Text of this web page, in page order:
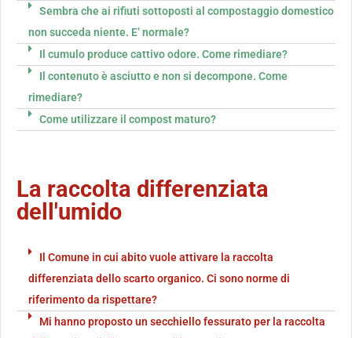
Sembra che ai rifiuti sottoposti al compostaggio domestico
non succeda niente. E’ normale?
Il cumulo produce cattivo odore. Come rimediare?
Il contenuto è asciutto e non si decompone. Come
rimediare?
Come utilizzare il compost maturo?
La raccolta differenziata
dell'umido
Il Comune in cui abito vuole attivare la raccolta
differenziata dello scarto organico. Ci sono norme di
riferimento da rispettare?
Mi hanno proposto un secchiello fessurato per la raccolta